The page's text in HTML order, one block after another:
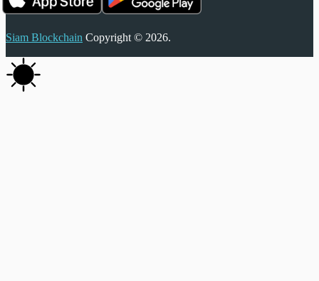
Siam Blockchain Copyright © 2026.